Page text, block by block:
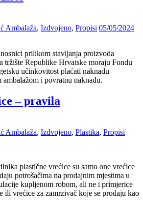
Ambalaža, Izdvojeno, Propisi 05/05/2024
prilikom stavljanja proizvoda
tržište Republike Hrvatske moraju Fondu
učinkovitost plaćati naknadu
ambalažom i povratnu naknadu.
– pravila
Ambalaža, Izdvojeno, Plastika, Propisi
plastične vrećice su samo one vrećice
potrošačima na prodajnim mjestima u
kupljenom robom, ali ne i primjerice
ili vrećice za zamrzivač koje se prodaju kao